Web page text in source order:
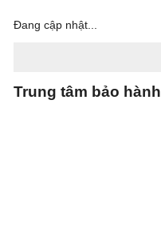
Đang cập nhật...
Trung tâm bảo